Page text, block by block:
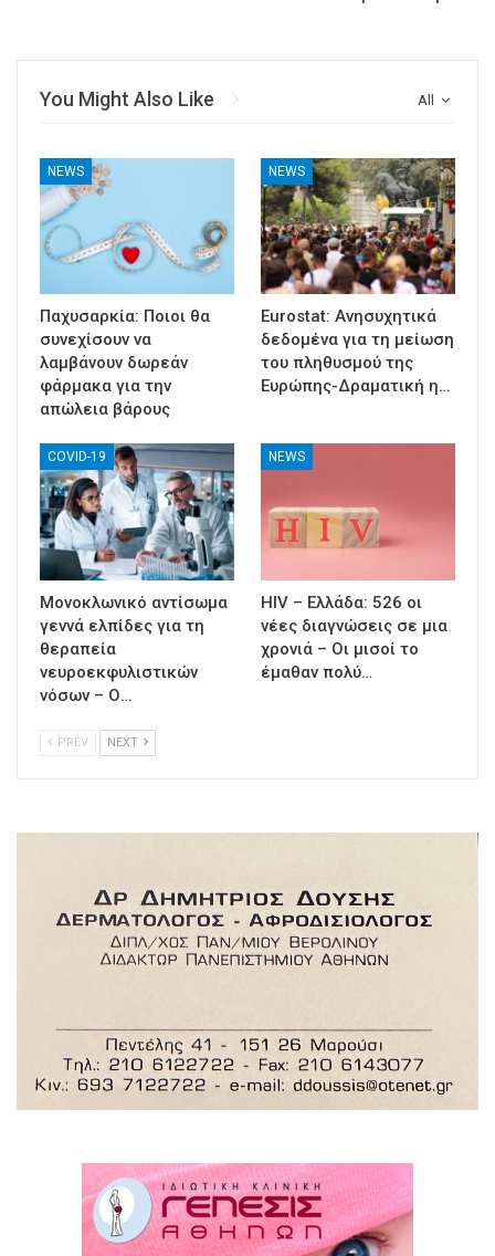
All
You Might Also Like
NEWS
Παχυσαρκία: Ποιοι θα
συνεχίσουν να
λαμβάνουν δωρεάν
φάρμακα για την
απώλεια βάρους
NEWS
Eurostat: Ανησυχητικά
δεδομένα για τη μείωση
του πληθυσμού της
Ευρώπης-Δραματική η…
COVID-19
Μονοκλωνικό αντίσωμα
γεννά ελπίδες για τη
θεραπεία
νευροεκφυλιστικών
νόσων – Ο…
NEWS
HIV – Ελλάδα: 526 οι
νέες διαγνώσεις σε μια
χρονιά – Οι μισοί το
έμαθαν πολύ…
PREV NEXT